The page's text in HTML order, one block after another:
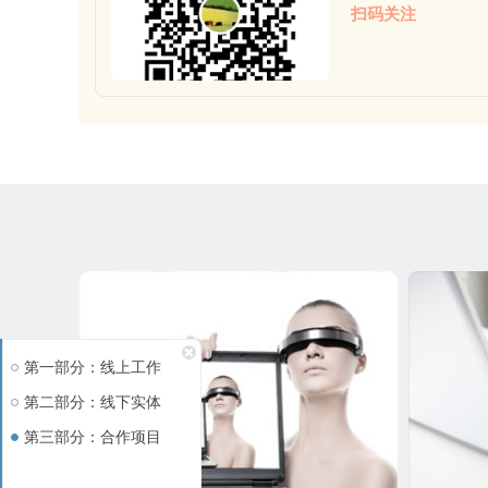
扫码关注
第一部分：线上工作
第二部分：线下实体
第三部分：合作项目